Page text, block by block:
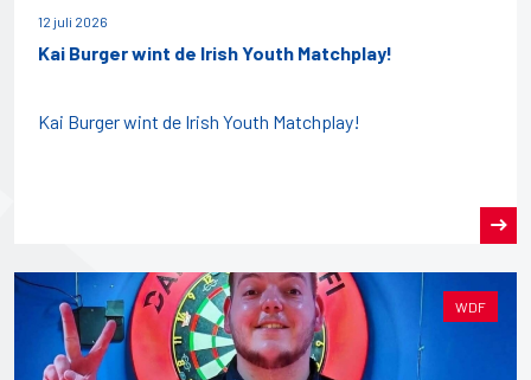
12 juli 2026
Kai Burger wint de Irish Youth Matchplay!
Kai Burger wint de Irish Youth Matchplay!
WDF